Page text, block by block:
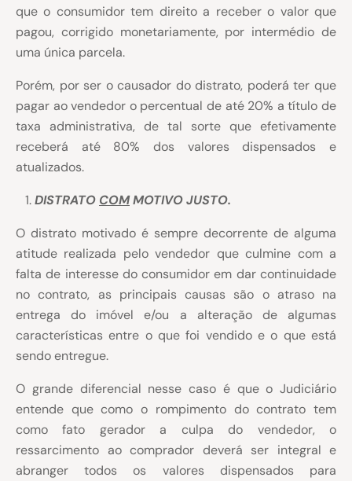
que o consumidor tem direito a receber o valor que
pagou, corrigido monetariamente, por intermédio de
uma única parcela.
Porém, por ser o causador do distrato, poderá ter que
pagar ao vendedor o percentual de até 20% a título de
taxa administrativa, de tal sorte que efetivamente
receberá até 80% dos valores dispensados e
atualizados.
DISTRATO COMMOTIVO JUSTO.
O distrato motivado é sempre decorrente de alguma
atitude realizada pelo vendedor que culmine com a
falta de interesse do consumidor em dar continuidade
no contrato, as principais causas são o atraso na
entrega do imóvel e/ou a alteração de algumas
características entre o que foi vendido e o que está
sendo entregue.
O grande diferencial nesse caso é que o Judiciário
entende que como o rompimento do contrato tem
como fato gerador a culpa do vendedor, o
ressarcimento ao comprador deverá ser integral e
abranger todos os valores dispensados para